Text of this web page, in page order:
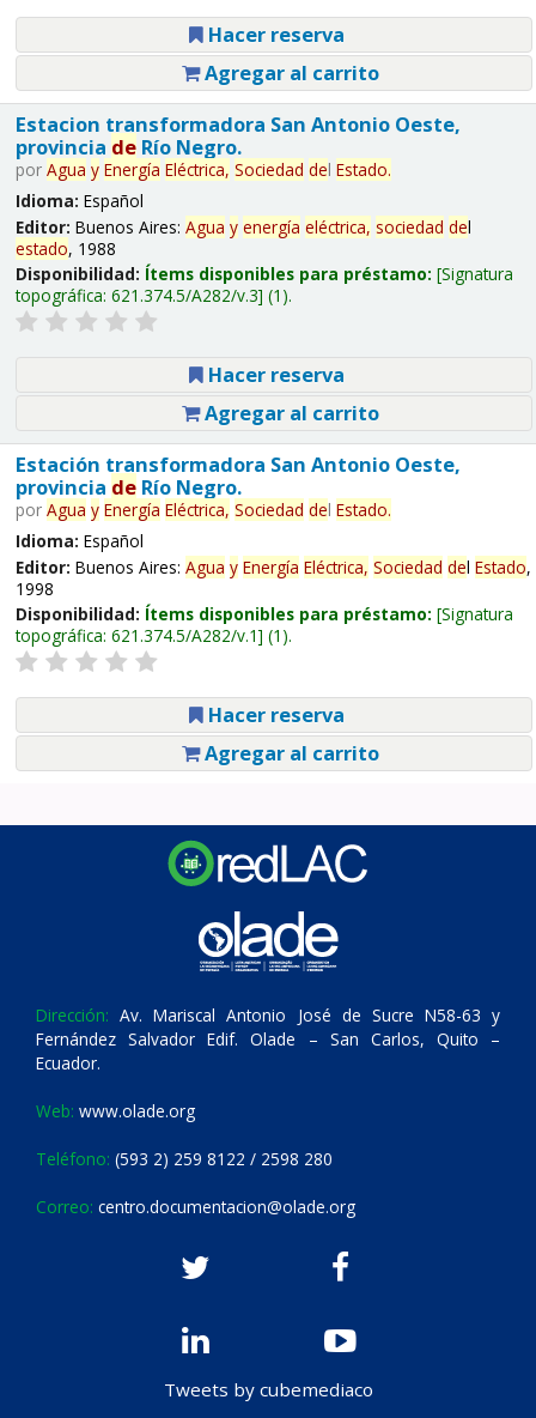
Hacer reserva
Agregar al carrito
Estacion transformadora San Antonio Oeste,
provincia deRío Negro.
por Agua y Energía Eléctrica, Sociedad del Estado.
Idioma: Español
Editor: Buenos Aires: Agua y energía eléctrica, sociedad del
estado, 1988
Disponibilidad: Ítems disponibles para préstamo: Signatura
topográfica: 621.374.5/A282/v.3 (1).
Hacer reserva
Agregar al carrito
Estación transformadora San Antonio Oeste,
provincia deRío Negro.
por Agua y Energía Eléctrica, Sociedad del Estado.
Idioma: Español
Editor: Buenos Aires: Agua y Energía Eléctrica, Sociedad del Estado,
1998
Disponibilidad: Ítems disponibles para préstamo: Signatura
topográfica: 621.374.5/A282/v.1 (1).
Hacer reserva
Agregar al carrito
Dirección: Av. Mariscal Antonio José de Sucre N58-63 y
Fernández Salvador Edif. Olade – San Carlos, Quito –
Ecuador.
Web: www.olade.org
Teléfono: (593 2) 259 8122 / 2598 280
Correo: centro.documentacion@olade.org
Tweets by cubemediaco